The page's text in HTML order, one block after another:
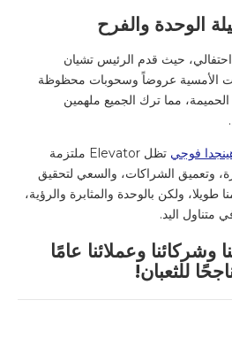
الوحدة والفرح
حيث قدم الرئيس تشيان
الأمسية عروضاً وسحوبات محظوظة
مما ترك الجميع ملهمين
فوجي
تظل Elevator ملتزمة
وتعميق الشراكات، والسعي لتحقيق
طويلا، ولكن بالوحدة والمثابرة والرؤية،
متناول اليد.
وشركائنا وعملائنا عامًا
للثعبان!